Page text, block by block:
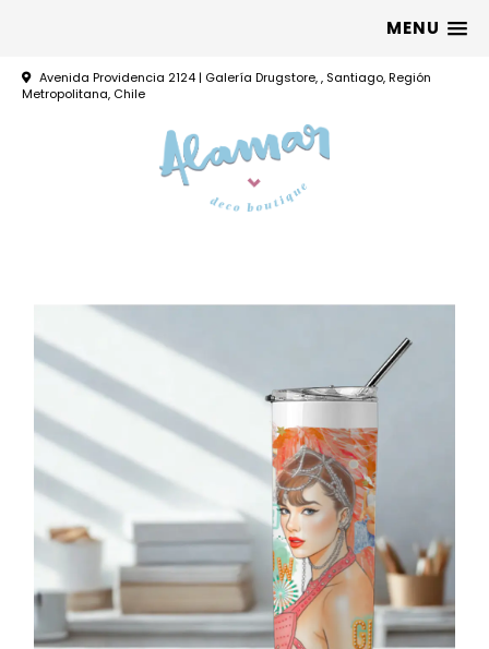
MENU
Avenida Providencia 2124 | Galería Drugstore, , Santiago, Región
Metropolitana, Chile